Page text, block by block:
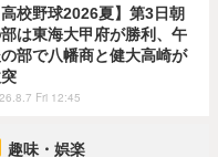
高校野球2026夏】第3日朝
は東海大甲府が勝利、午
部で八幡商と健大高崎が
Fri 12:45
趣味・娯楽